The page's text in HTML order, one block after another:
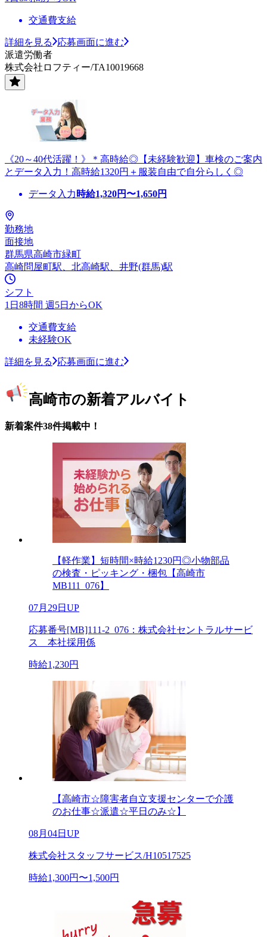
交通費支給
詳細を見る
応募画面に進む
派遣労働者
株式会社ロフティー/TA10019668
《20～40代活躍！》＊高時給◎【未経験歓迎】車検のご案内
とデータ入力！高時給1320円＋服装自由で自分らしく◎
データ入力 時給1,320円〜1,650円
勤務地
面接地
群馬県高崎市緑町
高崎問屋町駅、北高崎駅、井野(群馬)駅
シフト
1日8時間 週5日からOK
交通費支給
未経験OK
詳細を見る 応募画面に進む
高崎市の新着アルバイト
新着案件38件掲載中！
【軽作業】短時間×時給1230円◎小物部品
の検査・ピッキング・梱包【高崎市
MB111_076】
07月29日UP
応募番号[MB]111-2_076：株式会社セントラルサービ
ス 本社採用係
時給1,230円
【高崎市☆障害者自立支援センターで介護
のお仕事☆派遣☆平日のみ☆】
08月04日UP
株式会社スタッフサービス/H10517525
時給1,300円〜1,500円